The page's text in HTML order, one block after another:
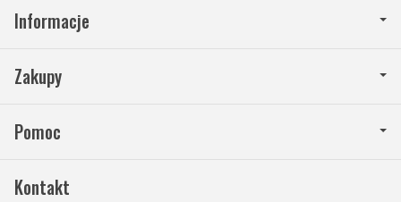
Informacje
Zakupy
Pomoc
Kontakt